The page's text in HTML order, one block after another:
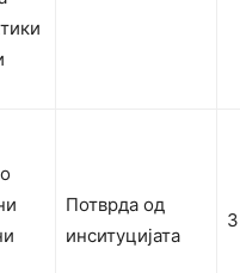
Потврда од
инситуцијата
3